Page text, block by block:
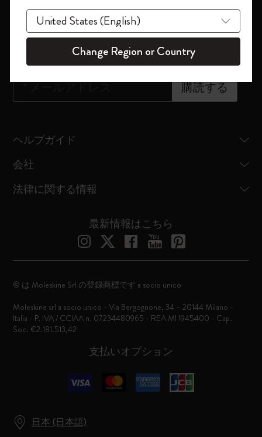
会員登録はこちら
ニュースレター登録
購読する
*メールアドレス
ヘルプガイド
会社
法律に関する情報
最新情報はこちら
日本 (日本語)
支払いオプション
© は Moleskine Srl の登録商標です a socio unico
Moleskine srl a socio unico - Via Bergognone, 34 – 20144 Milano -
Italia - P. IVA / CCIAA n. 07234480965 - REA MI 1945400 - Cap.
Soc. €2.181.513,42
レーションを手に入れましょう。
今すぐ会員登録 !
Change Region or Country